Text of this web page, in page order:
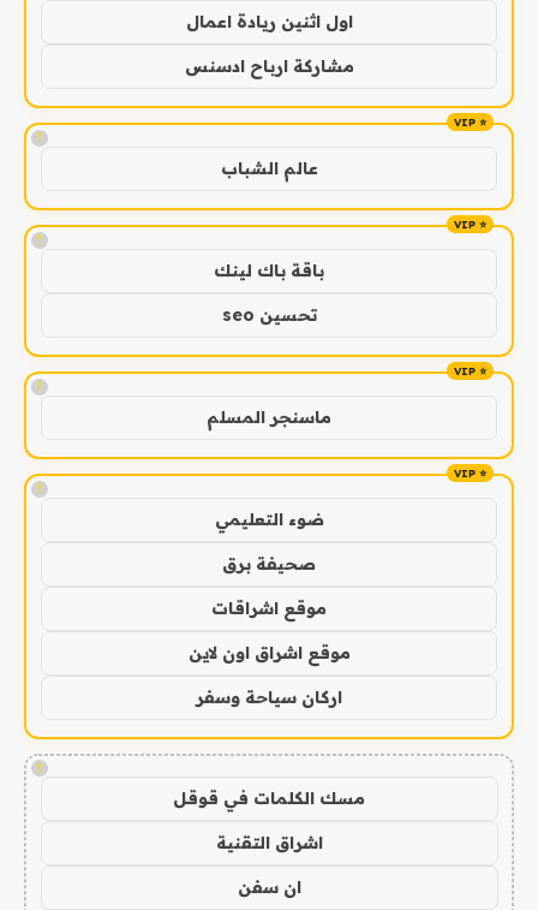
اول اثنين ريادة اعمال
مشاركة ارباح ادسنس
!
عالم الشباب
!
باقة باك لينك
تحسين seo
!
ماسنجر المسلم
!
ضوء التعليمي
صحيفة برق
موقع اشراقات
موقع اشراق اون لاين
اركان سياحة وسفر
!
مسك الكلمات في قوقل
اشراق التقنية
ان سفن